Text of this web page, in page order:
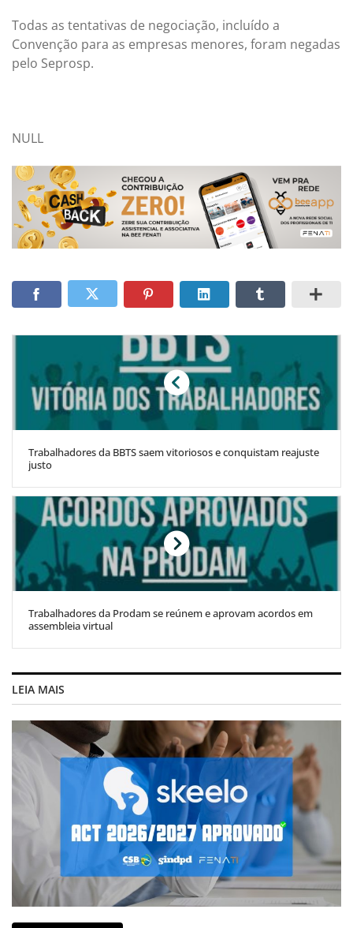
Todas as tentativas de negociação, incluído a
Convenção para as empresas menores, foram negadas
pelo Seprosp.
NULL
Trabalhadores da BBTS saem vitoriosos e conquistam reajuste
justo
Trabalhadores da Prodam se reúnem e aprovam acordos em
assembleia virtual
LEIA MAIS